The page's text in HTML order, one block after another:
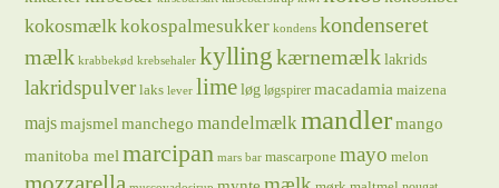
kokosmælkkokospalmesukker kondens kondenseret
mælk krabbekød krebsehaler kylling kærnemælk lakrids
lakridspulver laks lever lime løg løgspirer macadamia maizena
majsmajsmel manchego mandelmælkmandler mango
manitoba mel marcipan mars bar mascarpone mayo melon